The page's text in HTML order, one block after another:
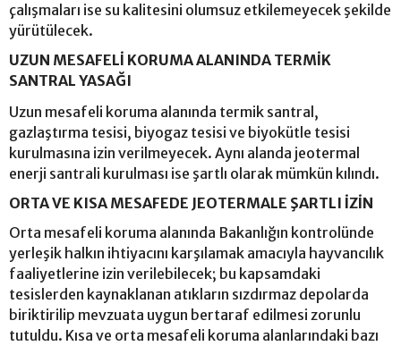
çalışmaları ise su kalitesini olumsuz etkilemeyecek şekilde
yürütülecek.
UZUN MESAFELİ KORUMA ALANINDA TERMİK
SANTRAL YASAĞI
Uzun mesafeli koruma alanında termik santral,
gazlaştırma tesisi, biyogaz tesisi ve biyokütle tesisi
kurulmasına izin verilmeyecek. Aynı alanda jeotermal
enerji santrali kurulması ise şartlı olarak mümkün kılındı.
ORTA VE KISA MESAFEDE JEOTERMALE ŞARTLI İZİN
Orta mesafeli koruma alanında Bakanlığın kontrolünde
yerleşik halkın ihtiyacını karşılamak amacıyla hayvancılık
faaliyetlerine izin verilebilecek; bu kapsamdaki
tesislerden kaynaklanan atıkların sızdırmaz depolarda
biriktirilip mevzuata uygun bertaraf edilmesi zorunlu
tutuldu. Kısa ve orta mesafeli koruma alanlarındaki bazı